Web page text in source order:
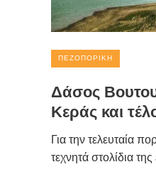
ΠΕΖΟΠΟΡΙΚΉ
Δάσος
Κεράς και
Για την τελευταία
τεχνητά στολίδια